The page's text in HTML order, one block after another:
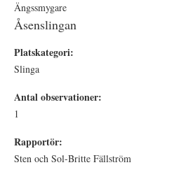
Ängssmygare
Åsenslingan
Platskategori:
Slinga
Antal observationer:
1
Rapportör:
Sten och Sol-Britte Fällström